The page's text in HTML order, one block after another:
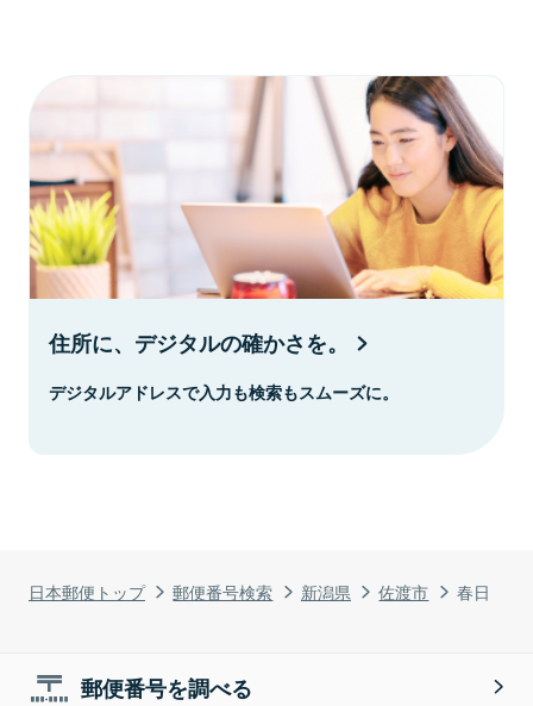
日本郵便トップ 郵便番号検索 新潟県 佐渡市 春日
住所に、デジタルの確かさを。
デジタルアドレスで入力も検索もスムーズに。
郵便番号を調べる